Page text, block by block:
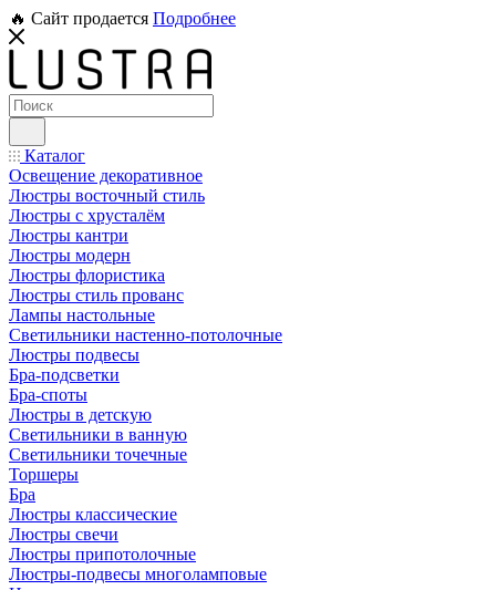
🔥 Сайт продается Подробнее
Каталог
Освещение декоративное
Люстры восточный стиль
Люстры с хрусталём
Люстры кантри
Люстры модерн
Люстры флористика
Люстры стиль прованс
Лампы настольные
Светильники настенно-потолочные
Люстры подвесы
Бра-подсветки
Бра-споты
Люстры в детскую
Светильники в ванную
Светильники точечные
Торшеры
Бра
Люстры классические
Люстры свечи
Люстры припотолочные
Люстры-подвесы многоламповые